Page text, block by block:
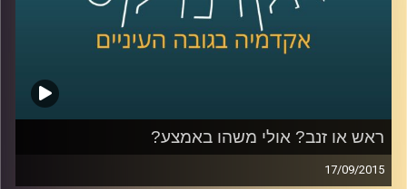
ראש או זנב? אולי משהו באמצע?
17/09/2015